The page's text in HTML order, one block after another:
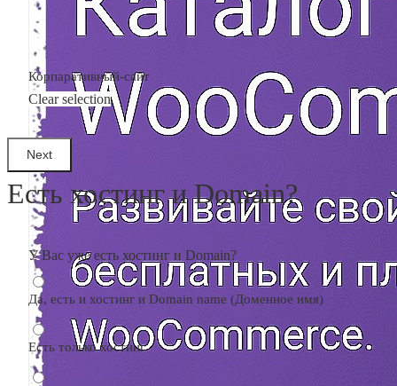
Корпаративный-сайт
Clear selection
Есть хостинг и Domain?
У Вас уже есть хостинг и Domain?
Да, есть и хостинг и Domain name (Доменное имя)
Есть только хостинг